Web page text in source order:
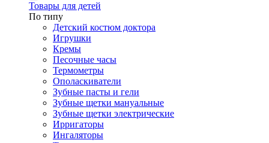
Товары для детей
По типу
Детский костюм доктора
Игрушки
Кремы
Песочные часы
Термометры
Ополаскиватели
Зубные пасты и гели
Зубные щетки мануальные
Зубные щетки электрические
Ирригаторы
Ингаляторы